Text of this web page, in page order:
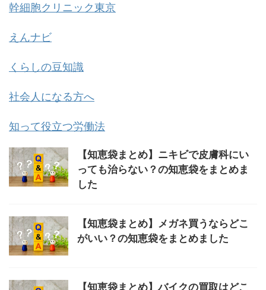
幹細胞クリニック東京
えんナビ
くらしの豆知識
社会人になる方へ
知って役立つ労働法
【知恵袋まとめ】ニキビで皮膚科にい
っても治らない？の知恵袋をまとめま
した
【知恵袋まとめ】メガネ買うならどこ
がいい？の知恵袋をまとめました
【知恵袋まとめ】バイクの買取はどこ